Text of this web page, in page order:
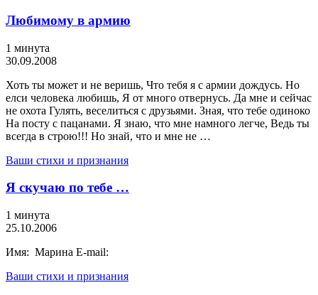
Любимому в армию
1 минута
30.09.2008
Хоть ты может и не веришь, Что тебя я с армии дождусь. Но
елси человека любишь, Я от много отвернусь. Да мне и сейчас
не охота Гулять, веселиться с друзьями. Зная, что тебе одиноко
На посту с пацанами. Я знаю, что мне намного легче, Ведь ты
всегда в строю!!! Но знай, что и мне не …
Ваши стихи и признания
Я скучаю по тебе …
1 минута
25.10.2006
Имя: Марина E-mail:
Ваши стихи и признания